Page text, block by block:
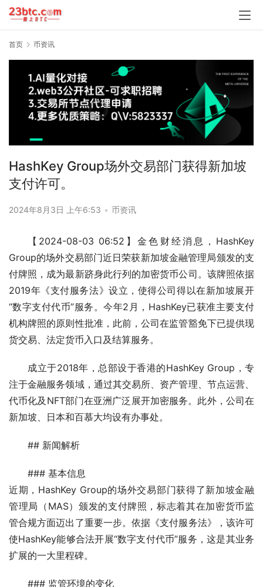
首页 币资讯
HashKey Group场外交易部门获得新加坡
支付许可。
2024年8月3日 上午6:53 • 币资讯
【2024-08-03 06:52】金色财经消息，HashKey
Group的场外交易部门近日荣获新加坡金融管理局颁发的支
付牌照，成为最新跻身此行列的加密货币公司。该牌照依据
2019年《支付服务法》设立，使得公司得以在新加坡展开
“数字支付代币”服务。今年2月，HashKey已获准主要支付
机构牌照的原则性批准，此前，公司在监管豁免下已提供现
货交易、法定货币入口及结算服务。
成立于2018年，总部设于香港的HashKey Group，专
注于金融服务领域，通过其交易所、资产管理、节点运营、
代币化及NFT部门在亚洲广泛展开加密服务。此外，公司在
新加坡、日本和百慕大均设有办事处。
## 新闻解析
### 基本信息
近期，HashKey Group的场外交易部门获得了新加坡金融
管理局（MAS）颁发的支付牌照，标志着其在加密货币监
管合规方面迈出了重要一步。依据《支付服务法》，该许可
使HashKey能够合法开展“数字支付代币”服务，这是其业务
扩展的一大里程碑。
### 监管环境的变化